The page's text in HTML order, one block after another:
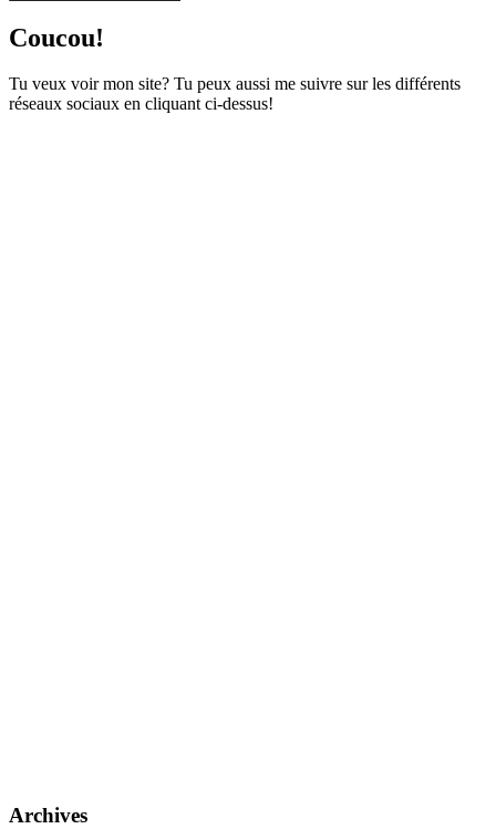
Coucou!
Tu veux voir mon site? Tu peux aussi me suivre sur les différents
réseaux sociaux en cliquant ci-dessus!
Archives